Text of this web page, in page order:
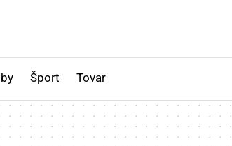
Šport Tovar